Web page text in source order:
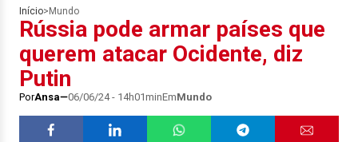
Início> Mundo
Rússia pode armar países que
querem atacar Ocidente, diz
Putin
PorAnsa 06/06/24 - 14h01minEmMundo